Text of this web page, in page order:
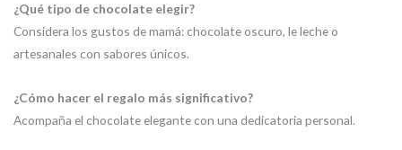
¿Qué tipo de chocolate elegir?
Considera los gustos de mamá: chocolate oscuro, le leche o
artesanales con sabores únicos.
¿Cómo hacer el regalo más significativo?
Acompaña el chocolate elegante con una dedicatoria personal.